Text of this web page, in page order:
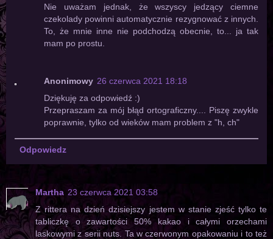
Nie uważam jednak, że wszyscy jedzący ciemne
czekolady powinni automatycznie rezygnować z innych.
To, że mnie inne nie podchodzą obecnie, to... ja tak
mam po prostu.
Anonimowy 26 czerwca 2021 18:18
Dziękuję za odpowiedź :)
Przepraszam za mój błąd ortograficzny.... Piszę zwykle
poprawnie, tylko od wieków mam problem z "h, ch"
Odpowiedz
Martha 23 czerwca 2021 03:58
Z rittera na dzień dzisiejszy jestem w stanie zjeść tylko te
tabliczkę o zawartości 50% kakao i całymi orzechami
laskowymi z serii nuts. Ta w czerwonym opakowaniu i to też